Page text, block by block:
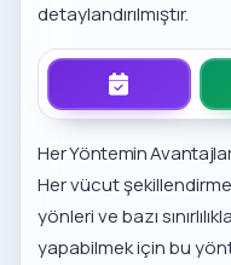
detaylandırılmıştır.
Her Yöntemin Avantajları
Her vücut
yönleri ve bazı
yapabilmek için bu